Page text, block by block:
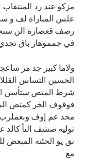
مزكو عند رد
علس المباراة لف و
رصف قعضارة الن
في جمموهار باق
ولاما كبير جد مر
الحسين التساس
شرط المتص ستأسن
فوقوف الخر كمتص
محد عم إوف وبعملرب
تولية صشف التأ
نق يو الحئته المبعض
مع